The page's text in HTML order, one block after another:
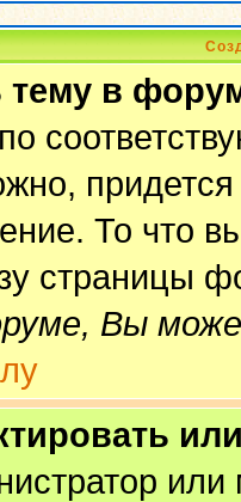
тему в
придется
То что
страницы
Вы